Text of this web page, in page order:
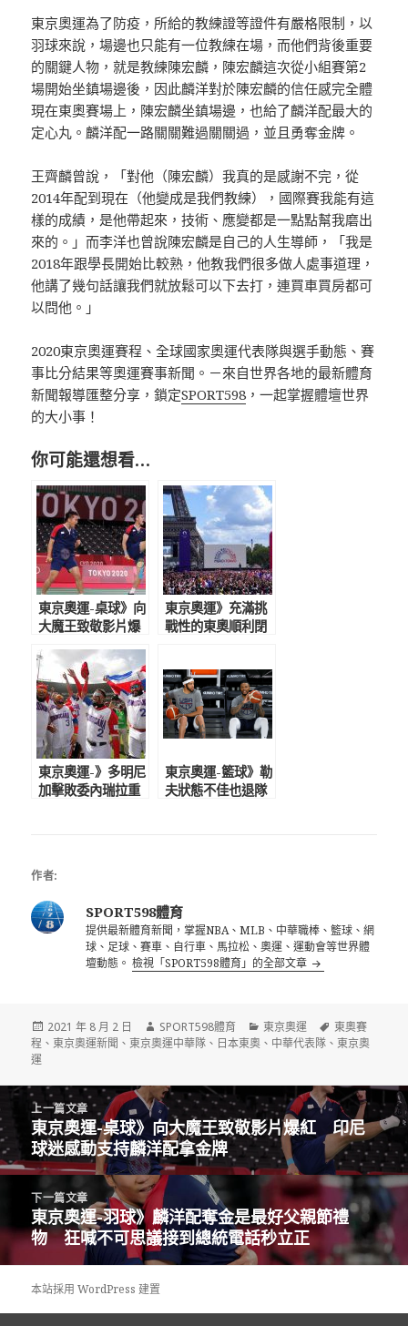
東京奧運為了防疫，所給的教練證等證件有嚴格限制，以
羽球來說，場邊也只能有一位教練在場，而他們背後重要
的關鍵人物，就是教練陳宏麟，陳宏麟這次從小組賽第2
場開始坐鎮場邊後，因此麟洋對於陳宏麟的信任感完全體
現在東奧賽場上，陳宏麟坐鎮場邊，也給了麟洋配最大的
定心丸。麟洋配一路關關難過關關過，並且勇奪金牌。
王齊麟曾說，「對他（陳宏麟）我真的是感謝不完，從
2014年配到現在（他變成是我們教練），國際賽我能有這
樣的成績，是他帶起來，技術、應變都是一點點幫我磨出
來的。」而李洋也曾說陳宏麟是自己的人生導師，「我是
2018年跟學長開始比較熟，他教我們很多做人處事道理，
他講了幾句話讓我們就放鬆可以下去打，連買車買房都可
以問他。」
2020東京奧運賽程、全球國家奧運代表隊與選手動態、賽
事比分結果等奧運賽事新聞。－來自世界各地的最新體育
新聞報導匯整分享，鎖定SPORT598 ，一起掌握體壇世界
的大小事！
你可能還想看…
東京奧運-桌球》向
大魔王致敬影片爆
支持麟洋配拿金牌
東京奧運》充滿挑
戰性的東奧順利閉
東京奧運-》多明尼
加擊敗委內瑞拉重
東京奧運-籃球》勒
夫狀態不佳也退隊
作者:
SPORT598體育
提供最新體育新聞，掌握NBA、MLB、中華職棒、籃球、網
球、足球、賽車、自行車、馬拉松、奧運、運動會等世界體
壇動態。檢視「SPORT598體育」的全部文章
發
佈
2021 年 8 月 2 日
作
者
SPORT598體育
分
類
東京奧運
標
籤
東奧賽
程 、東京奧運新聞 、東京奧運中華隊 、 日本東奧 、 中華代表隊 、東京奧
運
章
導
覽
上一篇文章
上
一
篇
文
章:
東京奧運-桌球》向大魔王致敬影片爆紅 印尼
球迷感動支持麟洋配拿金牌
下一篇文章
下
一
篇
文
東京奧運-羽球》麟洋配奪金是最好父親節禮
物 狂喊不可思議接到總統電話秒立正
本站採用 WordPress 建置